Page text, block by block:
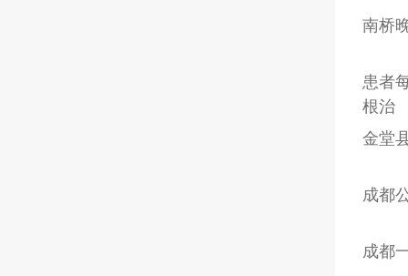
南桥
患者
根治
金堂
成都
成都